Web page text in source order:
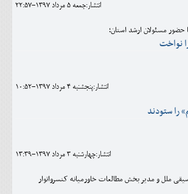
انتشار:جمعه 5 مرداد 1397-22:57
حضور مسئولان ارشد استان؛
نواخت
انتشار:پنجشنبه 4 مرداد 1397-10:52
را ستودند
انتشار:چهارشنبه 3 مرداد 1397-13:39
ملل و مدیر بخش مطالعات خاورمیانه کنسرواتوار